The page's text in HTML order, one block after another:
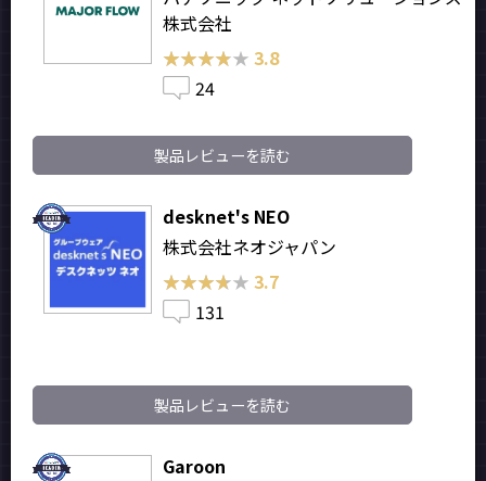
株式会社
★★★★★
★★★★★ 3.8
24
製品レビューを読む
desknet's NEO
株式会社ネオジャパン
★★★★★
★★★★★ 3.7
131
製品レビューを読む
Garoon